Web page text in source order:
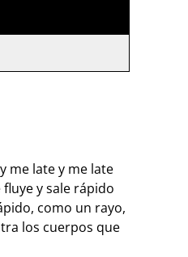
me late y me late
y sale rápido
como un rayo,
los cuerpos que